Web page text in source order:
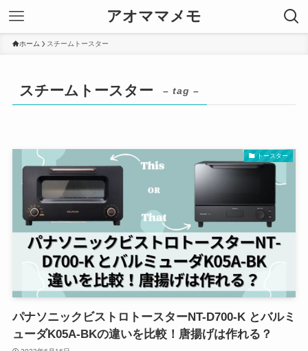
アオママメモ
ホーム スチームトースター
スチームトースター – tag –
トースター
パナソニックビストロトースターNT-D700-K とバルミ
ューダK05A-BKの違いを比較！唐揚げは作れる？